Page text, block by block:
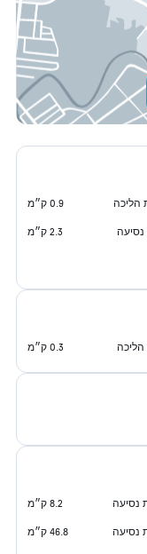
0.9 ק״מ
2.3 ק״מ
0.3 ק״מ
8.2 ק״מ
46.8 ק״מ